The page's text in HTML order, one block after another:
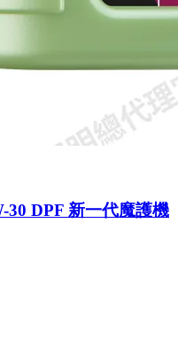
30 DPF 新一代魔護機